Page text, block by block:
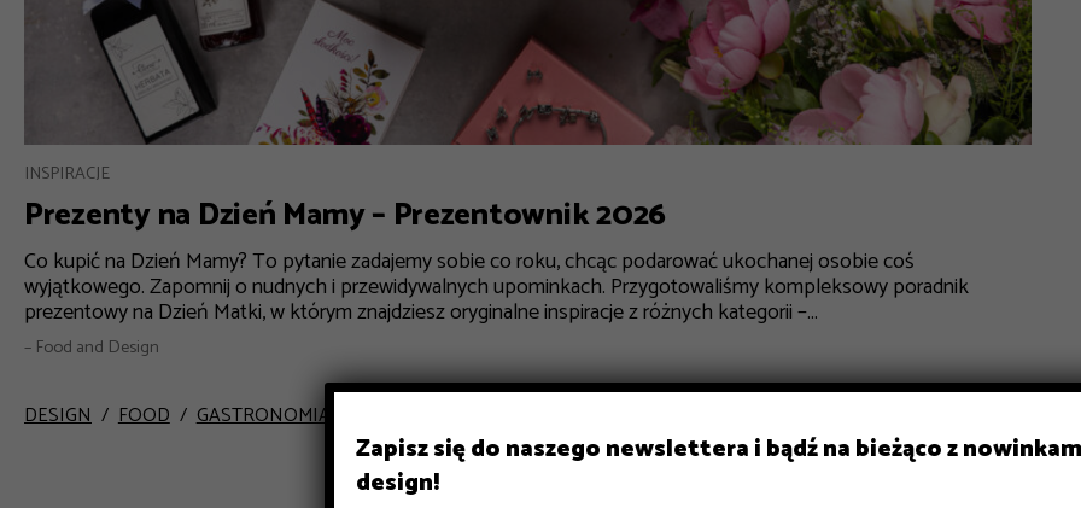
INSPIRACJE
Prezenty na Dzień Mamy – Prezentownik 2026
Co kupić na Dzień Mamy? To pytanie zadajemy sobie co roku, chcąc podarować ukochanej osobie coś
wyjątkowego. Zapomnij o nudnych i przewidywalnych upominkach. Przygotowaliśmy kompleksowy poradnik
prezentowy na Dzień Matki, w którym znajdziesz oryginalne inspiracje z różnych kategorii –...
– Food and Design
DESIGN FOOD GASTRONOMIA
Zapisz się do naszego newslettera i bądź na bieżąco z
design!